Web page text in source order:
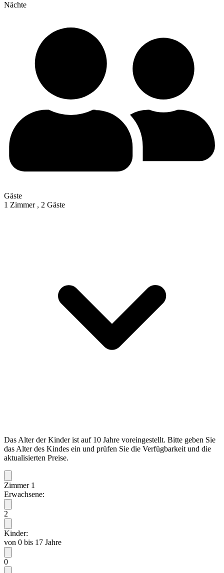
Nächte
Gäste
1 Zimmer , 2 Gäste
Das Alter der Kinder ist auf 10 Jahre voreingestellt. Bitte geben Sie
das Alter des Kindes ein und prüfen Sie die Verfügbarkeit und die
aktualisierten Preise.
Zimmer 1
Erwachsene:
2
Kinder:
von 0 bis 17 Jahre
0